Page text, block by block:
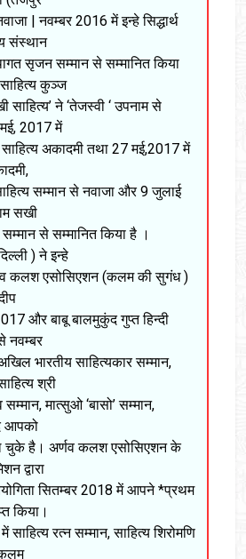
| नवम्बर 2016 में इन्हे सिद्धार्थ
संस्थान
सृजन सम्मान से सम्मानित किया
कुञ्ज
साहित्य’ ने ‘तेजस्वी ‘ उपनाम से
2017 में
अकादमी तथा 27 मई,2017 में
सम्मान से नवाजा और 9 जुलाई
सखी
से सम्मानित किया है ।
) ने इन्हे
कलश एसोसिएशन (कलम की सुगंध )
और बाबू बालमुकुंद गुप्त हिन्दी
नवम्बर
भारतीय साहित्यकार सम्मान,
श्री
सम्मान, मात्सुओ ‘बासो’ सम्मान,
आपको
चुके है। अर्णव कलश एसोसिएशन के
द्वारा
सितम्बर 2018 में आपने *प्रथम
किया।
रत्न सम्मान, साहित्य शिरोमणि